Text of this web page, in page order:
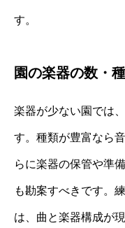
す。
園の楽器の数・
楽器が少ない園では
す。種類が豊富なら
らに楽器の保管や準
も勘案すべきです。
は、曲と楽器構成が